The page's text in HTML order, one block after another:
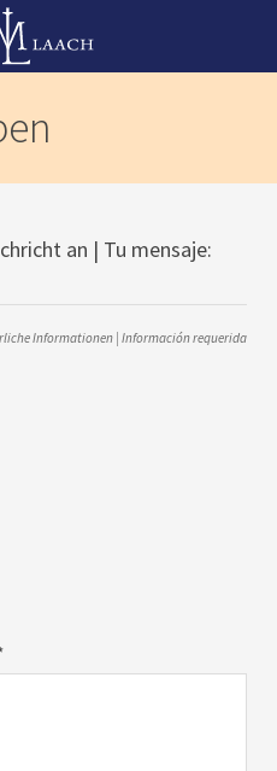
an | Tu mensaje:
Informationen | Información requerida